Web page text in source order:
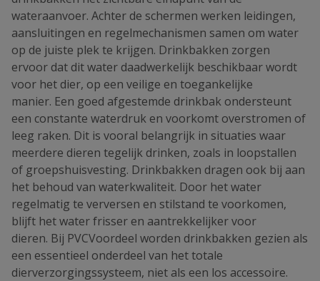
wateraanvoer. Achter de schermen werken leidingen,
aansluitingen en regelmechanismen samen om water
op de juiste plek te krijgen. Drinkbakken zorgen
ervoor dat dit water daadwerkelijk beschikbaar wordt
voor het dier, op een veilige en toegankelijke
manier. Een goed afgestemde drinkbak ondersteunt
een constante waterdruk en voorkomt overstromen of
leeg raken. Dit is vooral belangrijk in situaties waar
meerdere dieren tegelijk drinken, zoals in loopstallen
of groepshuisvesting. Drinkbakken dragen ook bij aan
het behoud van waterkwaliteit. Door het water
regelmatig te verversen en stilstand te voorkomen,
blijft het water frisser en aantrekkelijker voor
dieren. Bij PVCVoordeel worden drinkbakken gezien als
een essentieel onderdeel van het totale
dierverzorgingssysteem, niet als een los accessoire.